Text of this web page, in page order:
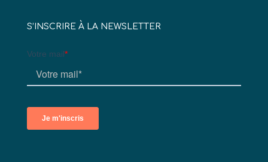
S’INSCRIRE À LA NEWSLETTER